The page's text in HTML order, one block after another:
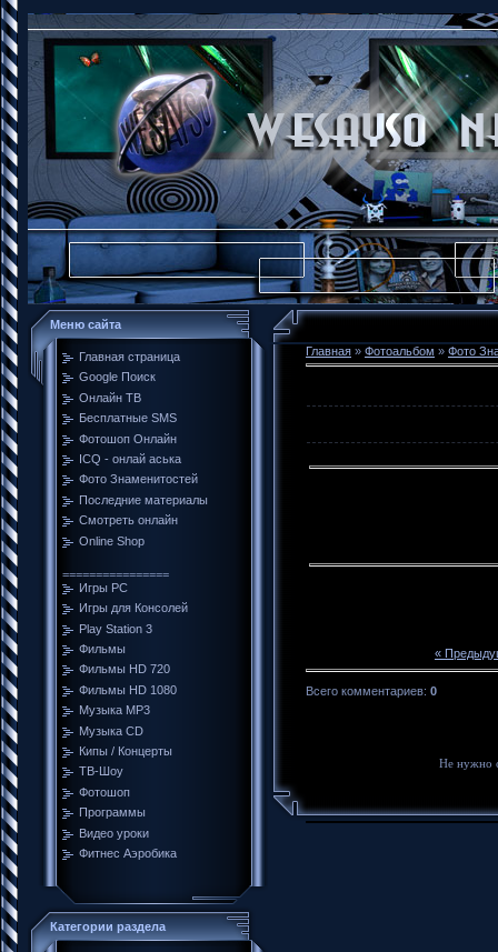
Меню сайта
Главная страница
Google Поиск
Онлайн ТВ
Бесплатные SMS
Фотошоп Онлайн
ICQ - онлай аська
Фото Знаменитостей
Последние материалы
Смотреть онлайн
Online Shop
================
Игры PC
Игры для Консолей
Play Station 3
Фильмы
Фильмы HD 720
Фильмы HD 1080
Музыка MP3
Музыка CD
Кипы / Концерты
ТВ-Шоу
Фотошоп
Программы
Видео уроки
Фитнес Аэробика
Категории раздела
Главная » Фотоальбом » Фото
«
Всего комментариев: 0
Не нужно